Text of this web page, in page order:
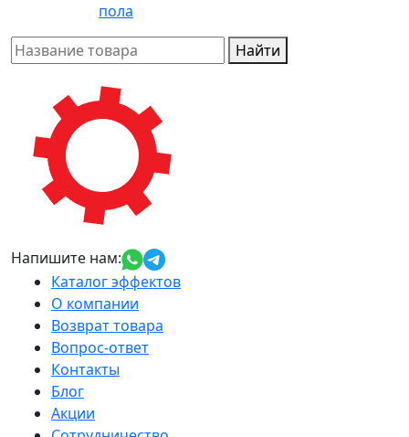
пола
Найти
Напишите нам:
Каталог эффектов
О компании
Возврат товара
Вопрос-ответ
Контакты
Блог
Акции